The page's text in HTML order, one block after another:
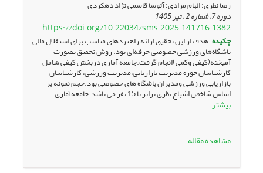
رضا نظری؛ الهام مرادی؛ آتوسا قاسمی نژاد دهکردی
دوره 7، شماره 2 ، تیر 1405
https://doi.org/10.22034/sms.2025.141716.1382
چکیده هدف از این تحقیق ارائه راهبردهای مناسب برای استقلال مالی
باشگاه‌های ورزشی خصوصی حرفه‌ای بود. روش تحقیق بصورت
آمیخته(کیفی وکمی)انجام گرفت.جامعه آماری دربخش کیفی شامل
کارشناسان حوزه مدیریت بازاریابی،مدیریت ورزشی، کارشناسان
بازاریابی ورزشی ومدیران باشگاه های خصوصی بود.حجم نمونه بر
اساس شاخص اشباع نظری برابر با 15 نفر می باشد.جامعه‌آماری ...
بیشتر
مشاهده مقاله